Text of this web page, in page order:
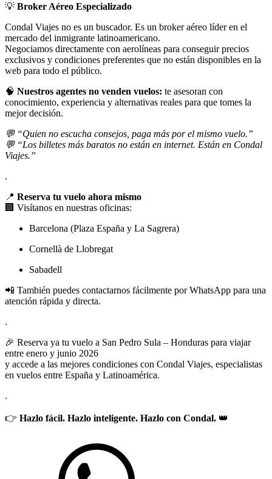
💡 Broker Aéreo Especializado
Condal Viajes no es un buscador. Es un broker aéreo líder en el
mercado del inmigrante latinoamericano.
Negociamos directamente con aerolíneas para conseguir precios
exclusivos y condiciones preferentes que no están disponibles en la
web para todo el público.
🧠 Nuestros agentes no venden vuelos: te asesoran con
conocimiento, experiencia y alternativas reales para que tomes la
mejor decisión.
💬 “Quien no escucha consejos, paga más por el mismo vuelo.”
💬 “Los billetes más baratos no están en internet. Están en Condal
Viajes.”
.
📍 Reserva tu vuelo ahora mismo
🏢 Visítanos en nuestras oficinas:
Barcelona (Plaza España y La Sagrera)
Cornellà de Llobregat
Sabadell
📲 También puedes contactarnos fácilmente por WhatsApp para una
atención rápida y directa.
.
🎉 Reserva ya tu vuelo a San Pedro Sula – Honduras para viajar
entre enero y junio 2026
y accede a las mejores condiciones con Condal Viajes, especialistas
en vuelos entre España y Latinoamérica.
.
👉 Hazlo fácil. Hazlo inteligente. Hazlo con Condal. 👑